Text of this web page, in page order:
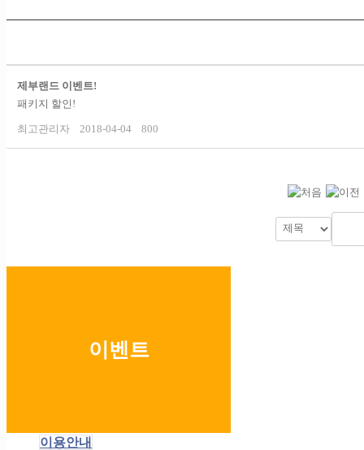
제부랜드 이벤트!
패키지 할인!
최고관리자 2018-04-04 800
이벤트
이용안내